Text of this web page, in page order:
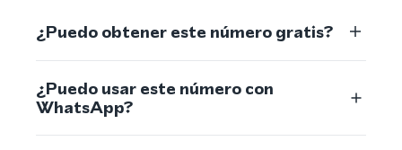
¿Puedo obtener este número gratis?
¿Puedo usar este número con
WhatsApp?